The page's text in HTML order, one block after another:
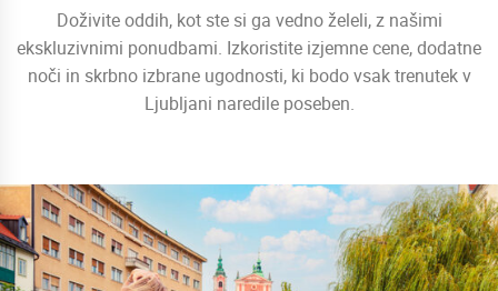
Doživite oddih, kot ste si ga vedno želeli, z našimi
ekskluzivnimi ponudbami. Izkoristite izjemne cene, dodatne
noči in skrbno izbrane ugodnosti, ki bodo vsak trenutek v
Ljubljani naredile poseben.